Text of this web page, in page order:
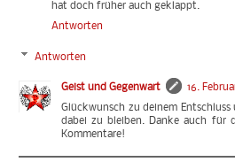
hat doch früher auch geklappt.
Antworten
Antworten
Geist und Gegenwart
16.
Glückwunsch zu deinem
dabei zu bleiben. Danke auch für
Kommentare!